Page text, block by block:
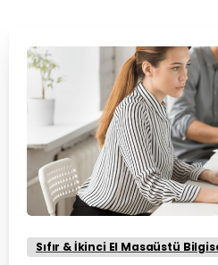
Sıfır & İkinci El Masaüstü